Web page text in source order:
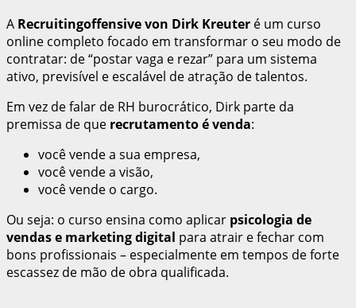
A Recruitingoffensive von Dirk Kreuter é um curso
online completo focado em transformar o seu modo de
contratar: de “postar vaga e rezar” para um sistema
ativo, previsível e escalável de atração de talentos.
Em vez de falar de RH burocrático, Dirk parte da
premissa de que recrutamento é venda:
você vende a sua empresa,
você vende a visão,
você vende o cargo.
Ou seja: o curso ensina como aplicar psicologia de
vendas e marketing digital para atrair e fechar com
bons profissionais – especialmente em tempos de forte
escassez de mão de obra qualificada.